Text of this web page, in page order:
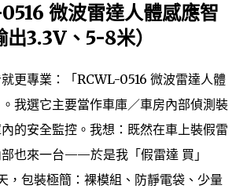
微波雷達人體感應智
3.3V、5-8米）
更專業：「RCWL-0516 微波雷達人體
我選它主要當作車庫／車房內部偵測裝
的安全監控。我想：既然在車上裝假雷
也來一台——於是我「假雷達 買」
，包裝極簡：裸模組、防靜電袋、少量